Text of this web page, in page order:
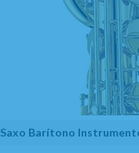
Saxo Barítono